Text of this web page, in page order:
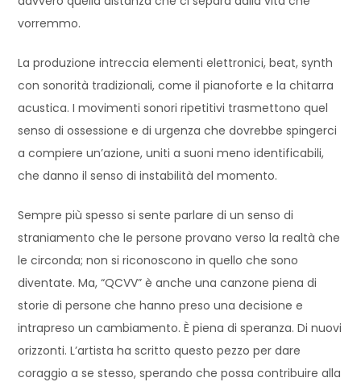
vorremmo.
La produzione intreccia elementi elettronici, beat, synth
con sonorità tradizionali, come il pianoforte e la chitarra
acustica. I movimenti sonori ripetitivi trasmettono quel
senso di ossessione e di urgenza che dovrebbe spingerci
a compiere un’azione, uniti a suoni meno identificabili,
che danno il senso di instabilità del momento.
Sempre più spesso si sente parlare di un senso di
straniamento che le persone provano verso la realtà che
le circonda; non si riconoscono in quello che sono
diventate. Ma, “QCVV” è anche una canzone piena di
storie di persone che hanno preso una decisione e
intrapreso un cambiamento. È piena di speranza. Di nuovi
orizzonti. L’artista ha scritto questo pezzo per dare
coraggio a se stesso, sperando che possa contribuire alla